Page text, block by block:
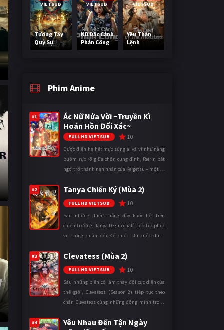
VIETSUB
Tương Tây
Quỷ Sự
VIETSUB
Nữ Đặc Cảnh
Phản Công
VIETSUB
Yêu Thần
Lệnh
Phim Anime
#1
Ác Nữ Nửa Vời ~Truyền Kì
Hoán Hồn Đổi Xác~
FULL HD VIETSUB 10
Được điện hạ hết mực sủng ái và ví như nàng
bướm rực rỡ giữa chốn cung đình, Reirin bất
ngờ trở thành nạn nhân của Keigetsu – một kẻ
thuật để hoán đổi th ...
#2 Tanya Chiến Ký (Mùa 2)
FULL HD VIETSUB 10
Sau những chiến thắng đầy khốc liệt trên
chiến trường, Tanya Degurechaff tiếp tục phục
vụ trong quân đội Đế quốc khi cuộc chiến
mặt trận. Dù sở hữu tài năn ...
#3 Clevatess (Mùa 2)
FULL HD VIETSUB 10
Sau những biến cố làm thay đổi cục diện của
thế giới, Clevatess (Season 2) tiếp tục theo
chân Clevatess cùng những đồng minh trong
loại đến bờ vực diệ ...
#4
Yêu Nhau Đến Tận Ngày